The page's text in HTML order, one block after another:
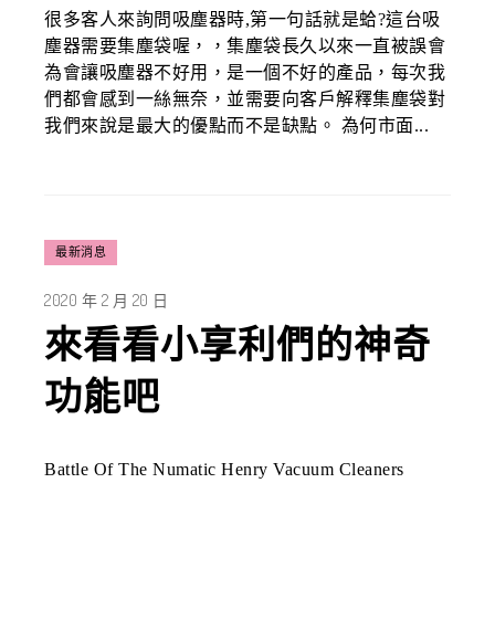
很多客人來詢問吸塵器時,第一句話就是蛤?這台吸
塵器需要集塵袋喔，，集塵袋長久以來一直被誤會
為會讓吸塵器不好用，是一個不好的產品，每次我
們都會感到一絲無奈，並需要向客戶解釋集塵袋對
我們來說是最大的優點而不是缺點。 為何市面...
最新消息
2020 年 2 月 20 日
來看看小享利們的神奇
功能吧
Battle Of The Numatic Henry Vacuum Cleaners